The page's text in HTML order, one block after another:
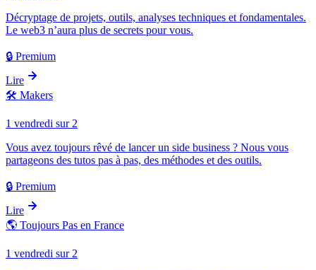
Décryptage de projets, outils, analyses techniques et fondamentales.
Le web3 n’aura plus de secrets pour vous.
🔒 Premium
Lire
🛠️ Makers
1 vendredi sur 2
Vous avez toujours rêvé de lancer un side business ? Nous vous
partageons des tutos pas à pas, des méthodes et des outils.
🔒 Premium
Lire
🌎 Toujours Pas en France
1 vendredi sur 2